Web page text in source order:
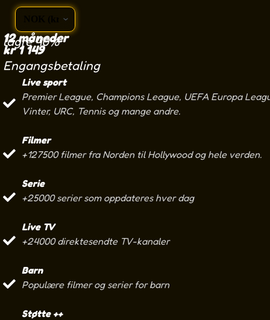
lagre 40%
12 måneder
kr1 149
Engangsbetaling
Live sport
Premier League, Champions League, UEFA Europa
Vinter, URC, Tennis og mange andre.
Filmer
+127500 filmer fra Norden til Hollywood og hele verden.
Serie
+25000 serier som oppdateres hver dag
Live TV
+24000 direktesendte TV-kanaler
Barn
Populære filmer og serier for barn
Støtte ++